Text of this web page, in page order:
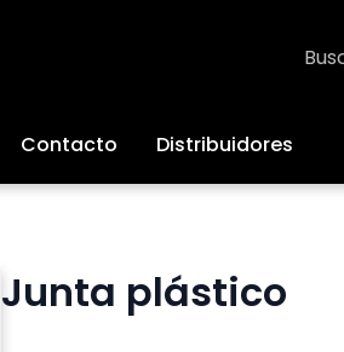
Contacto Distribuidores
Junta plástico